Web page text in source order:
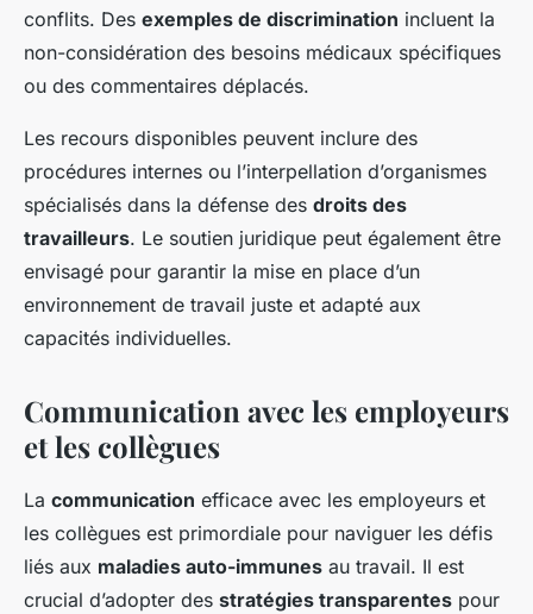
conflits. Des exemples de discrimination incluent la
non-considération des besoins médicaux spécifiques
ou des commentaires déplacés.
Les recours disponibles peuvent inclure des
procédures internes ou l’interpellation d’organismes
spécialisés dans la défense des droits des
travailleurs. Le soutien juridique peut également être
envisagé pour garantir la mise en place d’un
environnement de travail juste et adapté aux
capacités individuelles.
Communication avec les employeurs
et les collègues
La communication efficace avec les employeurs et
les collègues est primordiale pour naviguer les défis
liés aux maladies auto-immunes au travail. Il est
crucial d’adopter des stratégies transparentes pour